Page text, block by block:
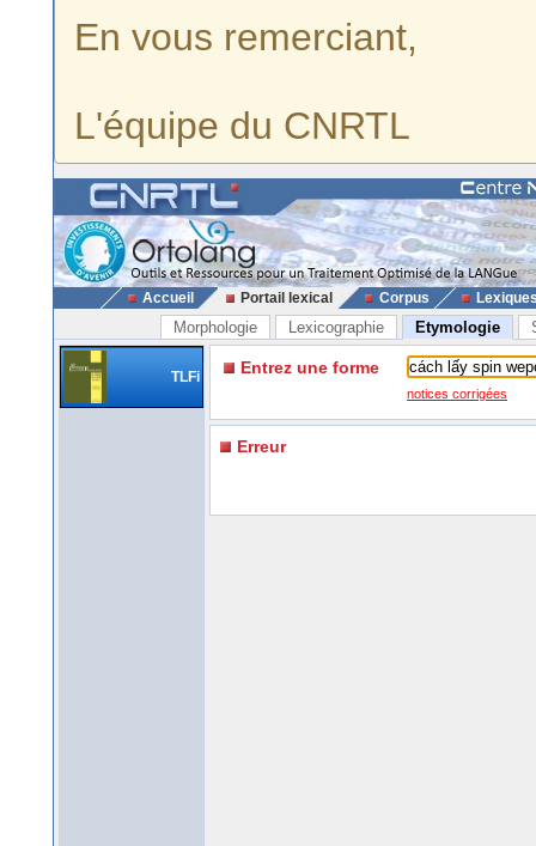
En vous remerciant,
L'équipe du CNRTL
Accueil Portail lexical Corpus
Morphologie Lexicographie Etymologie
TLFi Entrez une forme
notices corrigées
Erreur